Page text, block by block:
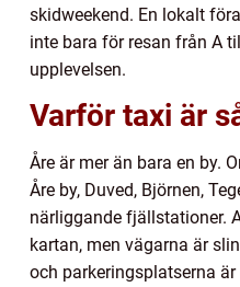
skidweekend. En lokalt
inte bara för resan från A
upplevelsen.
Varför taxi är
Åre är mer än bara en by.
Åre by, Duved, Björnen,
närliggande fjällstationer.
kartan, men vägarna är
och parkeringsplatserna